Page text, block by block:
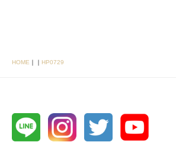
HOME ｜ ｜ HP0729